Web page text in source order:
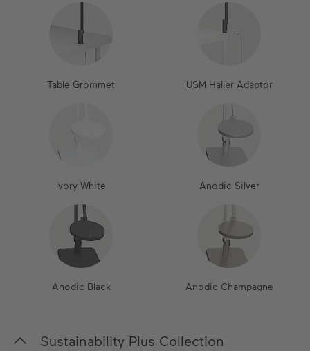
Table Grommet USM Haller Adaptor
Ivory White Anodic Silver
Anodic Black Anodic Champagne
Sustainability Plus Collection